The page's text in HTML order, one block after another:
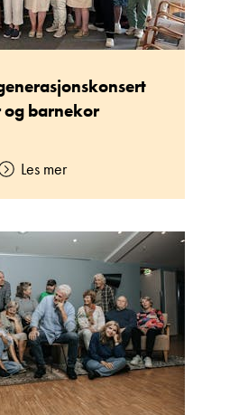
og barnekor
Les mer